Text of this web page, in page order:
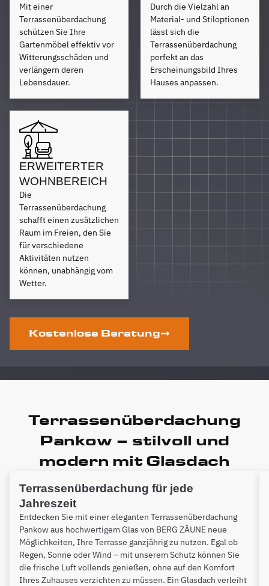
Mit einer
Terrassenüberdachung
schützen Sie Ihre
Gartenmöbel effektiv vor
Witterungsschäden und
verlängern deren
Lebensdauer.
Durch die Vielzahl an
Material- und Stiloptionen
lässt sich die
Terrassenüberdachung
perfekt an das
Erscheinungsbild Ihres
Hauses anpassen.
ERWEITERTER
WOHNBEREICH
Die
Terrassenüberdachung
schafft einen zusätzlichen
Raum im Freien, den Sie
für verschiedene
Aktivitäten nutzen
können, unabhängig vom
Wetter.
Kostenlose Beratung
Terrassenüberdachung
Pankow – stilvoll und
modern mit Glasdach
Terrassenüberdachung für jede
Jahreszeit
Entdecken Sie mit einer eleganten Terrassenüberdachung
Pankow aus hochwertigem Glas von BERG ZÄUNE neue
Möglichkeiten, Ihre Terrasse ganzjährig zu nutzen. Egal ob
Regen, Sonne oder Wind – mit unserem Schutz können Sie
die frische Luft vollends genießen, ohne auf den Komfort
Ihres Zuhauses verzichten zu müssen. Ein Glasdach verleiht